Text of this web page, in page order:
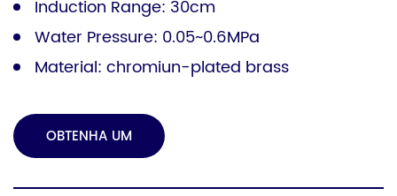
Induction Range: 30cm
Water Pressure: 0.05~0.6MPa
Material: chromiun-plated brass
OBTENHA UM
ORÇAMENTO